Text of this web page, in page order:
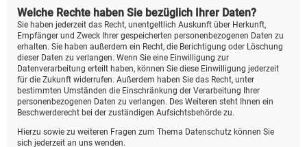
Welche Rechte haben Sie bezüglich Ihrer Daten?
Sie haben jederzeit das Recht, unentgeltlich Auskunft über Herkunft,
Empfänger und Zweck Ihrer gespeicherten personenbezogenen Daten zu
erhalten. Sie haben außerdem ein Recht, die Berichtigung oder Löschung
dieser Daten zu verlangen. Wenn Sie eine Einwilligung zur
Datenverarbeitung erteilt haben, können Sie diese Einwilligung jederzeit
für die Zukunft widerrufen. Außerdem haben Sie das Recht, unter
bestimmten Umständen die Einschränkung der Verarbeitung Ihrer
personenbezogenen Daten zu verlangen. Des Weiteren steht Ihnen ein
Beschwerderecht bei der zuständigen Aufsichtsbehörde zu.
Hierzu sowie zu weiteren Fragen zum Thema Datenschutz können Sie
sich jederzeit an uns wenden.